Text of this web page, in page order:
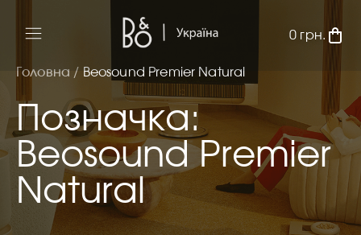
0 грн.
Головна / Beosound Premier Natural
Позначка:
Beosound Premier
Natural